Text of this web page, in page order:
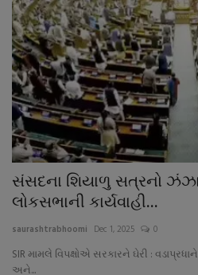
સંસદના શિયાળુ સત્રનો
લોકસભાની કાર્યવાહી...
saurashtrabhoomi Dec 1, 2025 0
SIR મામલે વિપક્ષોએ સરકારને ઘેરી :
અને...